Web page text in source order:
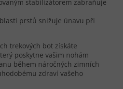
stabilizátorem zabraňuje
prstů snižuje únavu při
trekových bot získáte
poskytne vašim nohám
během náročných zimních
zdraví vašeho